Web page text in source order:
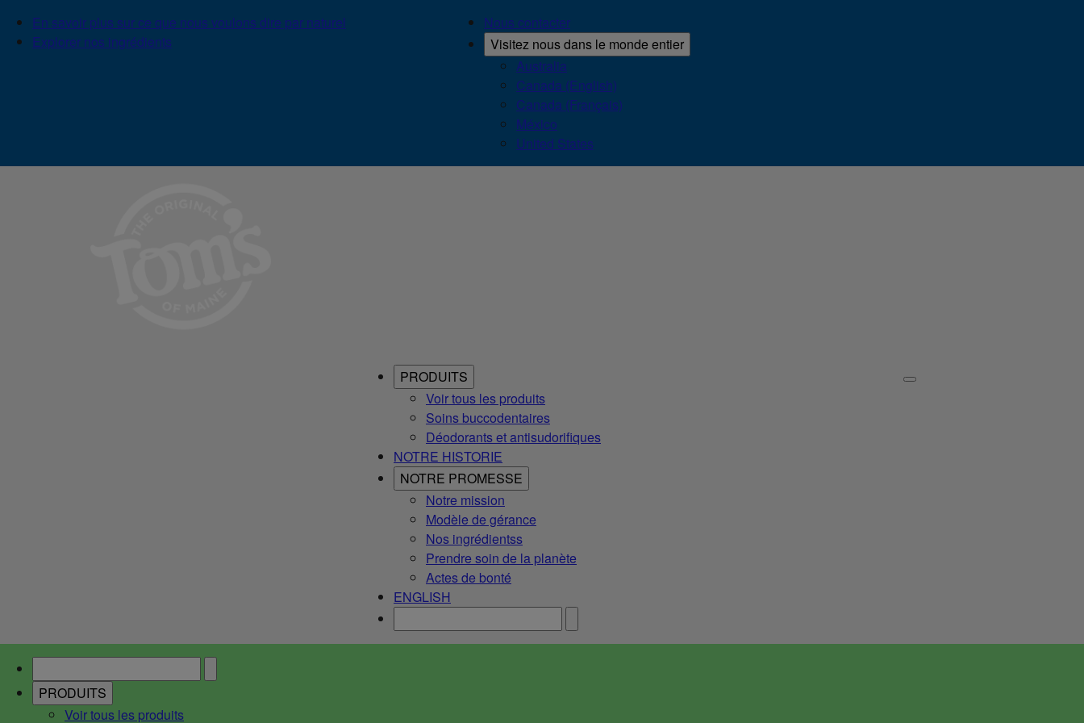
En savoir plus sur ce que nous voulons dire par naturel
Explorer nos ingrédients
Nous contacter
Visitez nous dans le monde entier
Australia
Canada (English)
Canada (Français)
México
United States
PRODUITS
Voir tous les produits
Soins buccodentaires
Déodorants et antisudorifiques
NOTRE HISTORIE
NOTRE PROMESSE
Notre mission
Modèle de gérance
Nos ingrédientss
Prendre soin de la planète
Actes de bonté
ENGLISH
PRODUITS
Voir tous les produits